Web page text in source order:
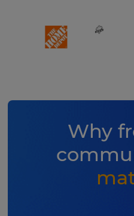
Why